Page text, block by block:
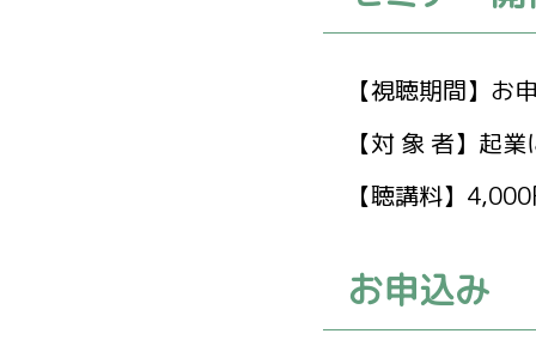
【視聴期間】お
【対 象 者】起
【聴講料】
お申込み